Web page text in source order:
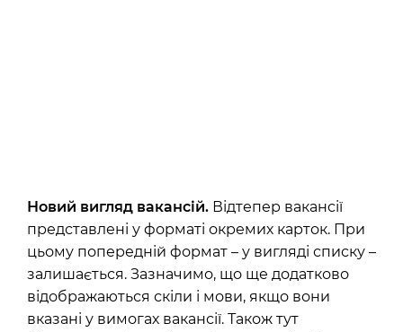
Новий вигляд вакансій. Відтепер вакансії
представлені у форматі окремих карток. При
цьому попередній формат – у вигляді списку –
залишається. Зазначимо, що ще додатково
відображаються скіли і мови, якщо вони
вказані у вимогах вакансії. Також тут